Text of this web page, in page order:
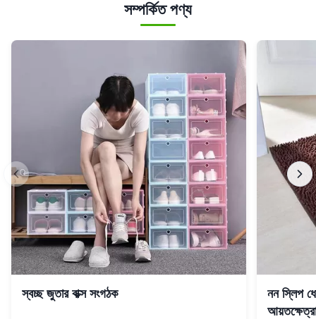
সম্পর্কিত পণ্য
স্বচ্ছ জুতার বাক্স সংগঠক
নন স্লিপ